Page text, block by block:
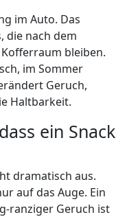
im Auto. Das
die nach dem
bleiben.
im Sommer
Geruch,
Haltbarkeit.
ein Snack
dramatisch aus.
auf das Auge. Ein
ranziger Geruch ist